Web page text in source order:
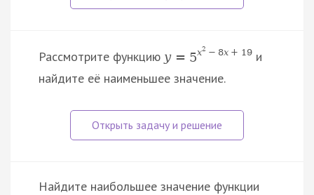
Рассмотрите функцию y = 5x2 − 8x + 19и
найдите её наименьшее значение.
Найдите наибольшее значение функции